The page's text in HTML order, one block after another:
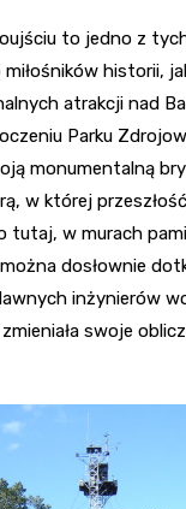
to jedno z
historii,
atrakcji nad
Parku
monumentalną
w której
tutaj, w murach
dosłownie
inżynierów
swoje